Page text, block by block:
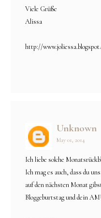
Viele Grüße
Alissa
http://
Unknown
May 01, 2014
Ich liebe solche
Ich mag es auch, dass du
auf den nächsten Monat
Bloggeburtstag und dein